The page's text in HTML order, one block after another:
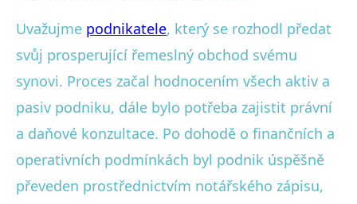
Uvažujme podnikatele, který se rozhodl předat
svůj prosperující řemeslný obchod svému
synovi. Proces začal hodnocením všech aktiv a
pasiv podniku, dále bylo potřeba zajistit právní
a daňové konzultace. Po dohodě o finančních a
operativních podmínkách byl podnik úspěšně
převeden prostřednictvím notářského zápisu,